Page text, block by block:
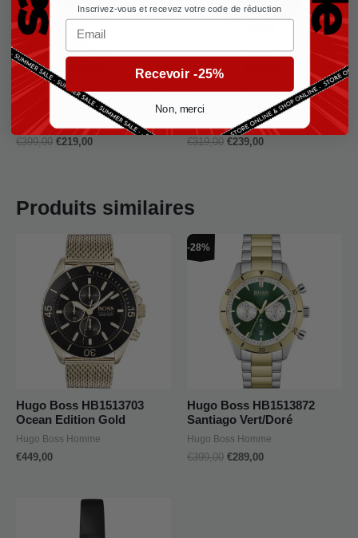
Hugo Boss HB1513440 Jet
Chronomètre Anthracite
Hugo Boss Homme
€399,00 €219,00
Emporio Armani Diver
AR11338 Vert
Emporio Armani Homme
€319,00 €239,00
Produits similaires
Hugo Boss HB1513703
Ocean Edition Gold
Hugo Boss Homme
€449,00
-28%
Hugo Boss HB1513872
Santiago Vert/Doré
Hugo Boss Homme
€399,00
prix
initial
était :
€399,00.
€289,00
Le
prix
actuel
est :
€289,00.
Inscrivez-vous et recevez votre code de réduction
Email
Recevoir -25%
Non, merci